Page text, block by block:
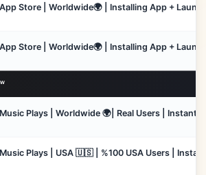
Store | Worldwide🌍 | Installing App +
Store | Worldwide🌍 | Installing App +
Plays | Worldwide 🌍| Real Users | Instant
Plays | USA 🇺🇸 | %100 USA Users |